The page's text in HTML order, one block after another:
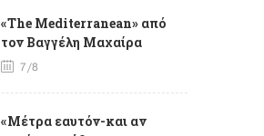
«The Mediterranean» από
τον Βαγγέλη Μαχαίρα
7/8
«Μέτρα εαυτόν-και αν